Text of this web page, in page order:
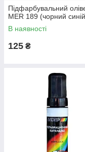
Підфарбувальний
MER 189 (чорний
В наявності
125 ₴